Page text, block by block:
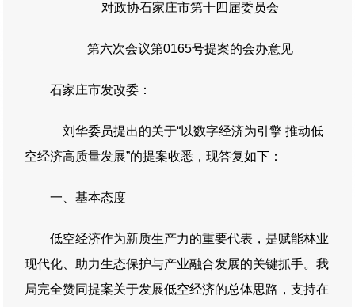
对政协石家庄市第十四届委员会
第六次会议第0165号提案的会办意见
石家庄市发改委：
刘华委员提出的关于“以数字经济为引擎 推动低
空经济高质量发展”的提案收悉，现答复如下：
一、基本态度
低空经济作为新质生产力的重要代表，是赋能林业
现代化、助力生态保护与产业融合发展的关键抓手。我
局完全赞同提案关于发展低空经济的总体思路，支持在